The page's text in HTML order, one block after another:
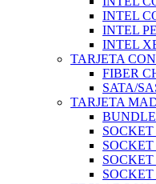
INTEL
INTEL
INTEL
TARJETA
FIBER
SATA/
TARJETA
BUNDLE
SOCKET
SOCKET
SOCKET